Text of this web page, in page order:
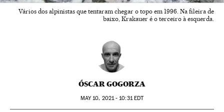
Vários dos alpinistas que tentaram chegar o topo em 1996. Na fileira de
baixo, Krakauer é o terceiro à esquerda.
ÓSCAR GOGORZA
MAY10, 2021 - 10:31EDT